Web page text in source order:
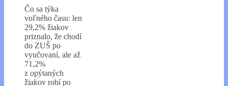
Čo sa týka
voľného času: len
29,2% žiakov
priznalo, že chodí
do ZUŠ po
vyučovaní, ale až
71,2%
z opýtaných
žiakov robí po